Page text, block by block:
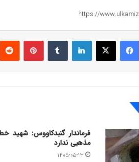
https://
فیس بوک X لینکدین ‫پین‌ترست
فرماندار گنبدکاووس: شهید
مذهبی ندارد
۱۴۰۵-۰۵-۱۳